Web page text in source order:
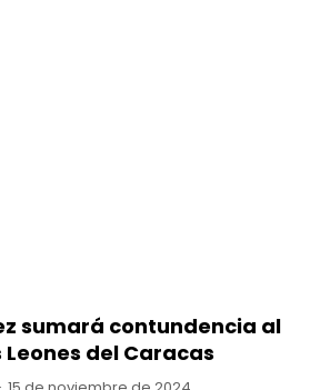
sumará contundencia al
del Caracas